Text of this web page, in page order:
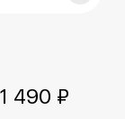
1 490 ₽